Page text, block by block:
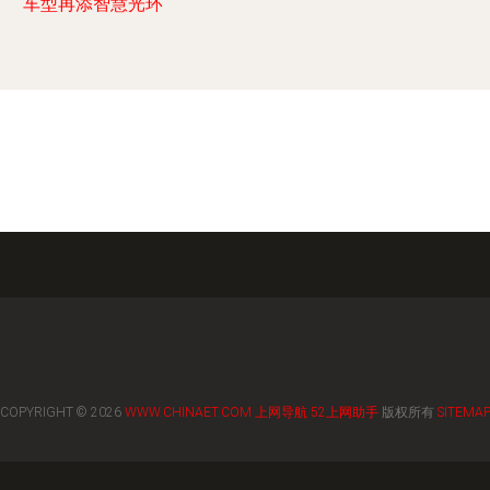
COPYRIGHT © 2026 WWW.CHINAET.COM 上网导航 52上网助手版权所有 SITEMAP